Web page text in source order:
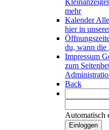
mehr
Kalender
hier in
du, wann die
Impressum
zum
Back
Automatisch
Einloggen